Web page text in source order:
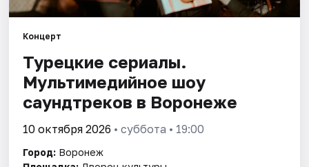
Площадки
Артисты
Рейтинги
Концерт
Турецкие сериалы.
Мультимедийное шоу
саундтреков в Воронеже
10 октября 2026 • суббота • 19:00
Город: Воронеж